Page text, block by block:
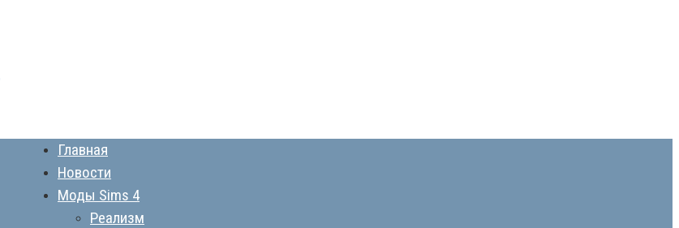
Главная
Новости
Моды Sims 4
Реализм